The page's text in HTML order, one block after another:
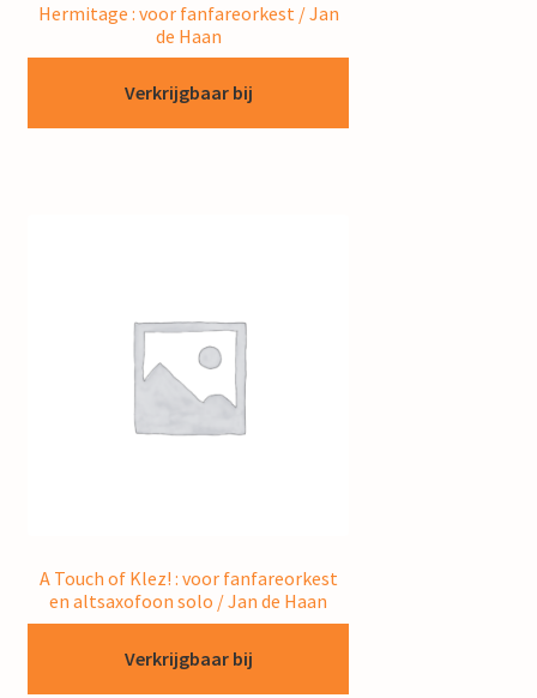
Hermitage : voor fanfareorkest / Jan
de Haan
Verkrijgbaar bij
A Touch of Klez! : voor fanfareorkest
en altsaxofoon solo / Jan de Haan
Verkrijgbaar bij